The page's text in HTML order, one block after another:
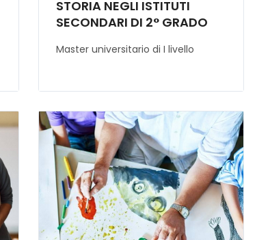
STORIA NEGLI ISTITUTI
SECONDARI DI 2° GRADO
Master universitario di I livello